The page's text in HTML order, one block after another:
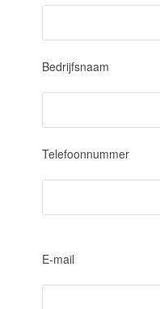
Bedrijfsnaam
Telefoonnummer
l
e
E-mail